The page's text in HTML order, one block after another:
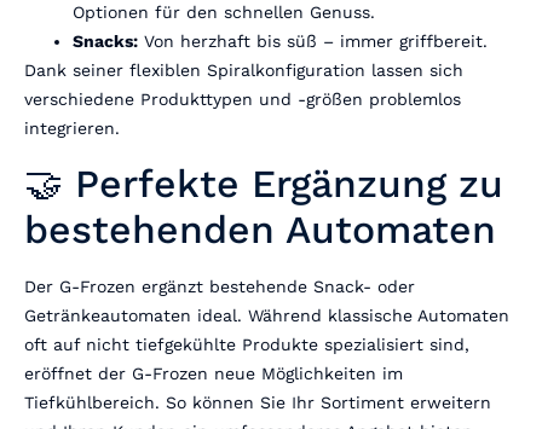
Optionen für den schnellen Genuss.
Snacks: Von herzhaft bis süß – immer griffbereit.
Dank seiner flexiblen Spiralkonfiguration lassen sich
verschiedene Produkttypen und -größen problemlos
integrieren.
🤝 Perfekte Ergänzung zu
bestehenden Automaten
Der G-Frozen ergänzt bestehende Snack- oder
Getränkeautomaten ideal. Während klassische Automaten
oft auf nicht tiefgekühlte Produkte spezialisiert sind,
eröffnet der G-Frozen neue Möglichkeiten im
Tiefkühlbereich. So können Sie Ihr Sortiment erweitern